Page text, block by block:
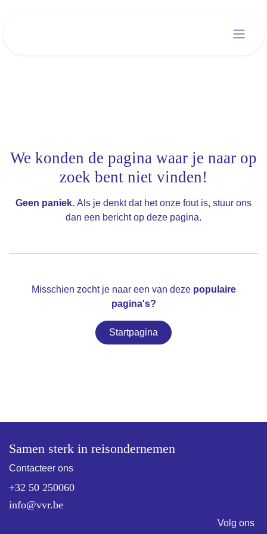
Fout 404
We konden de pagina waar je naar
op zoek bent niet vinden!
Geen paniek.Als je denkt dat het onze fout is, stuur ons dan
een bericht opdeze pagina.
Misschien zocht je naar een van dezepopulaire pagina's?
Startpagina
Contacteer ons
+32 50 250060
info@vvr.be